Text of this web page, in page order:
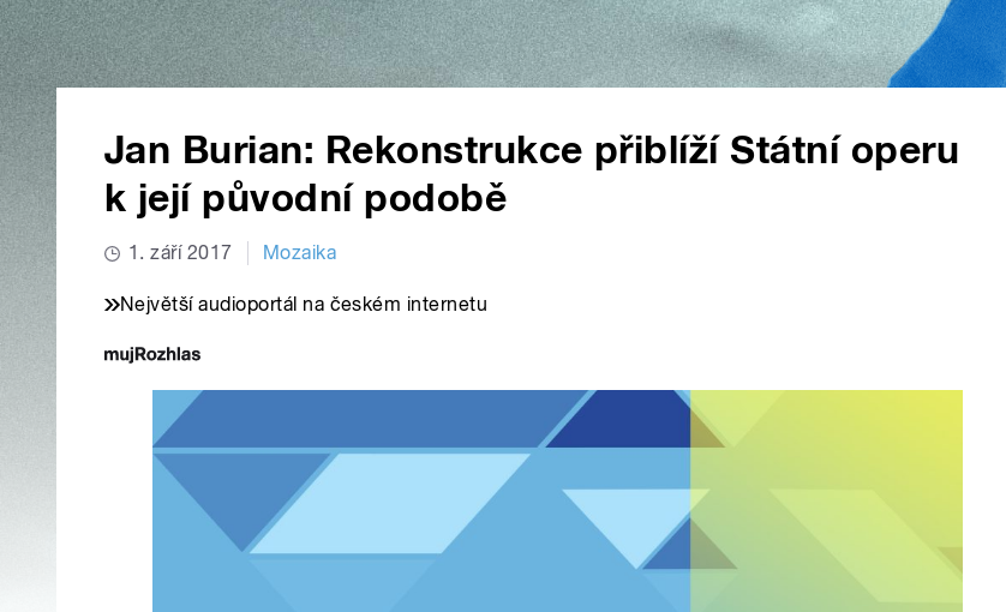
Jan Burian: Rekonstrukce přiblíží Státní operu
k její původní podobě
1. září 2017 Mozaika
Největší audioportál na českém internetu